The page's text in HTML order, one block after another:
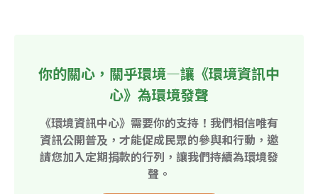
你的關心，關乎環境—讓《環境資訊中
心》為環境發聲
《環境資訊中心》需要你的支持！我們相信唯有
資訊公開普及，才能促成民眾的參與和行動，邀
請您加入定期捐款的行列，讓我們持續為環境發
聲。